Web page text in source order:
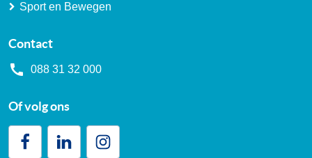
Sport en Bewegen
Contact
088 31 32 000
Of volg ons